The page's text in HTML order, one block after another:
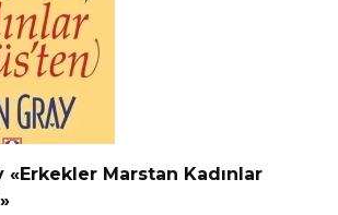
«Erkekler Marstan Kadınlar